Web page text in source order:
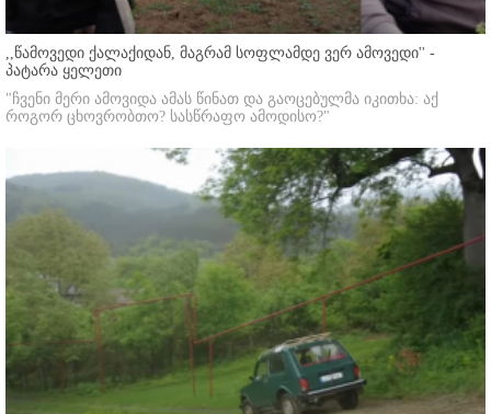
,,წამოვედი ქალაქიდან, მაგრამ სოფლამდე ვერ ამოვედი'' -
პატარა ყელეთი
"ჩვენი მერი ამოვიდა ამას წინათ და გაოცებულმა იკითხა: აქ
როგორ ცხოვრობთო? სასწრაფო ამოდისო?"